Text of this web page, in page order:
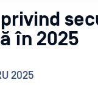
în 2025
2025